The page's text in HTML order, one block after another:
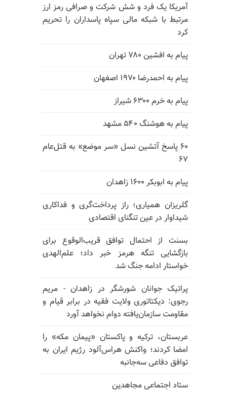
آمریکا یک فرد و شش شرکت و صرافی رمز ارز
مرتبط با شبکه مالی سپاه پاسداران را تحریم
کرد
پیام به افشین ۷۸۰ تهران
پیام به احمدرضا ۱۹۷۰ اصفهان
پیام به خرم ۶۳۰۰ شیراز
پیام به هوشنگ ۵۴۰ مشهد
۶۰ پاسخ آتشین نسل «سر موضع» به قتل‌عام
۶۷
پیام به ابوبکر ۱۶۰۰ زاهدان
گلریزان همیاری؛ راز پرداخت‌گری و فداکاری
شیداوار در عین تنگنای اقتصادی
بسنت از احتمال توافق قریب‌الوقوع برای
بازگشایی تنگه هرمز خبر داد؛ علم‌الهدی
خواستار ادامه جنگ شد
پراتیک جوانان شورشگر در زاهدان - مریم
رجوی: دیکتاتوری ولایت فقیه در برابر قیام و
مقاومت سازمان‌یافته دوام نخواهد آورد
عربستان، ترکیه و پاکستان «پیمان مکه» را
امضا کردند؛ واکنش هراس‌آلود رژیم ایران به
توافق دفاعی سه‌جانبه
ستاد اجتماعی مجاهدین